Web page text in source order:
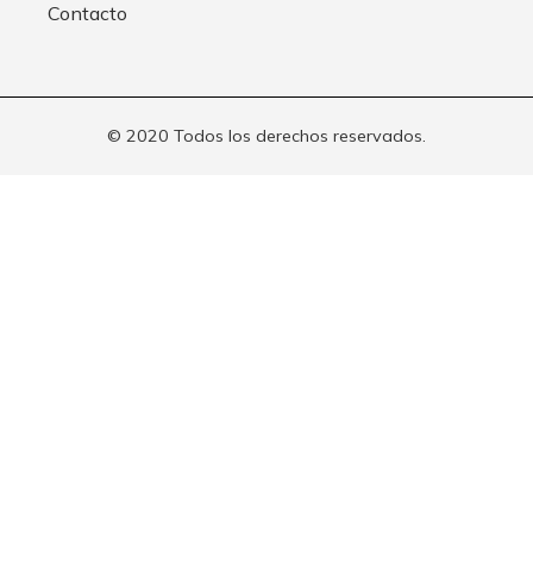
Contacto
© 2020 Todos los derechos reservados.